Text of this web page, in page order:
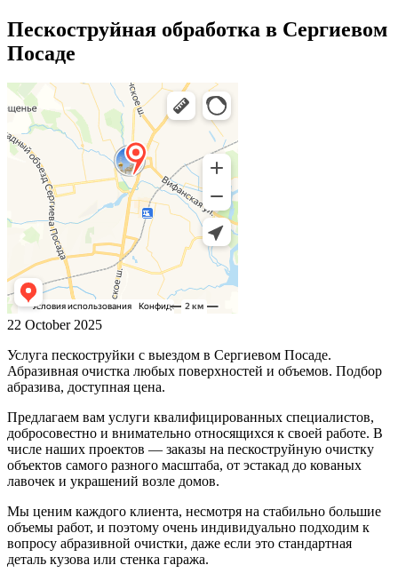
Пескоструйная обработка в Сергиевом
Посаде
22 October 2025
Услуга пескоструйки с выездом в Сергиевом Посаде.
Абразивная очистка любых поверхностей и объемов. Подбор
абразива, доступная цена.
Предлагаем вам услуги квалифицированных специалистов,
добросовестно и внимательно относящихся к своей работе. В
числе наших проектов — заказы на пескоструйную очистку
объектов самого разного масштаба, от эстакад до кованых
лавочек и украшений возле домов.
Мы ценим каждого клиента, несмотря на стабильно большие
объемы работ, и поэтому очень индивидуально подходим к
вопросу абразивной очистки, даже если это стандартная
деталь кузова или стенка гаража.